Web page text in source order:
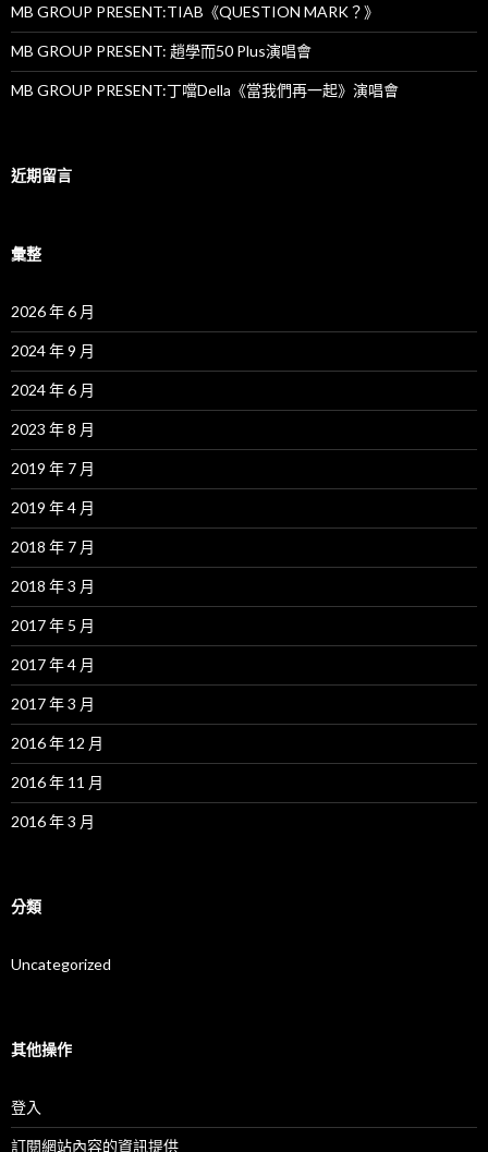
MB GROUP PRESENT:TIAB《QUESTION MARK？》
MB GROUP PRESENT: 趙學而50 Plus演唱會
MB GROUP PRESENT:丁噹Della《當我們再一起》演唱會
近期留言
彙整
2026 年 6 月
2024 年 9 月
2024 年 6 月
2023 年 8 月
2019 年 7 月
2019 年 4 月
2018 年 7 月
2018 年 3 月
2017 年 5 月
2017 年 4 月
2017 年 3 月
2016 年 12 月
2016 年 11 月
2016 年 3 月
分類
Uncategorized
其他操作
登入
訂閱網站內容的資訊提供